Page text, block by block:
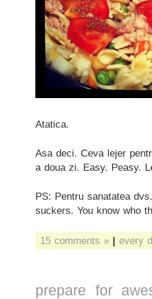
Atatica.
Asa deci. Ceva lejer
a doua zi. Easy. Peasy.
PS: Pentru sanatatea
suckers. You know who
15 comments » | every
prepare for